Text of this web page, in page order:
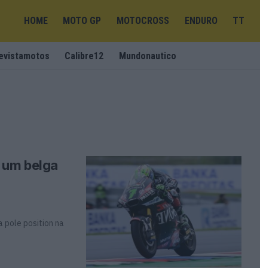
HOME MOTO GP MOTOCROSS ENDURO TT
Calibre12 Mundonautico
belga
pole position na